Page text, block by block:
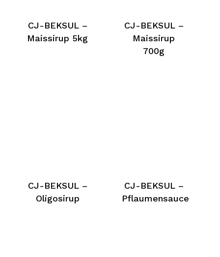
CJ-BEKSUL –
Maissirup 5kg
CJ-BEKSUL –
Maissirup
700g
CJ-BEKSUL –
Oligosirup
CJ-BEKSUL –
Pflaumensauce